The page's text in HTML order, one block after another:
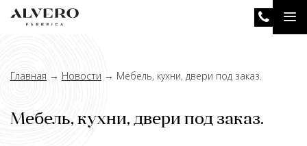
Перейти
Главная → Новости → Мебель, кухни, двери под заказ.
Мебель, кухни, двери под заказ.